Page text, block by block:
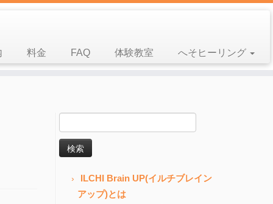
料金 FAQ 体験教室 へそヒーリング
索:
ILCHI Brain UP(イルチブレイン
アップ)とは